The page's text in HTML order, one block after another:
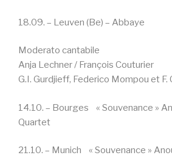
18.09. – Leuven (Be) – Abbaye
Moderato cantabile
Anja Lechner / François Couturier
G.I. Gurdjieff, Federico Mompou et F.
14.10. – Bourges « Souvenance »
Quartet
21.10. – Munich « Souvenance »